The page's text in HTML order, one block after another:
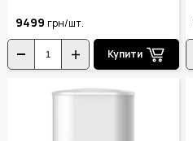
9499 грн/шт.
Купити